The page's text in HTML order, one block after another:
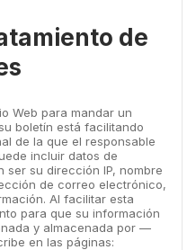
de
Web para mandar un
boletín está facilitando
de la que el responsable
incluir datos de
su dirección IP, nombre
de correo electrónico,
Al facilitar esta
para que su información
y almacenada por —
en las páginas: